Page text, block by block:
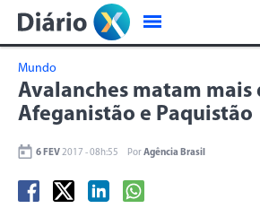
Mundo
Avalanches matam mais
Afeganistão e Paquistão
6 FEV2017 - 08h:55 PorAgência Brasil